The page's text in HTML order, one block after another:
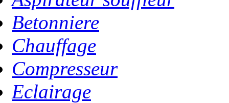
Betonniere
Chauffage
Compresseur
Eclairage